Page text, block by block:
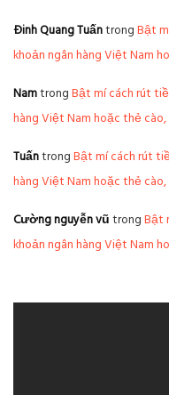
Đinh Quang TuấntrongBật
khoản ngân hàng Việt Nam
NamtrongBật mí cách rút
hàng Việt Nam hoặc thẻ
TuấntrongBật mí cách rút
hàng Việt Nam hoặc thẻ
Cường nguyễn vũtrongBật
khoản ngân hàng Việt Nam